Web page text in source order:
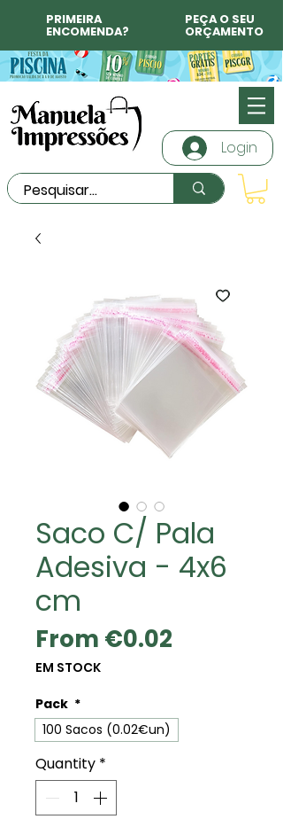
PRIMEIRA
ENCOMENDA?
PEÇA O SEU
ORÇAMENTO
Login
Saco C/ Pala
Adesiva - 4x6
cm
From €0.02
EM STOCK
Pack *
100 Sacos (0.02€un)
Quantity *